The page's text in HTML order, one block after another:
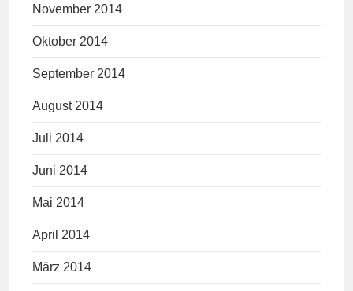
November 2014
Oktober 2014
September 2014
August 2014
Juli 2014
Juni 2014
Mai 2014
April 2014
März 2014